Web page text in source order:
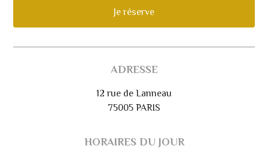
Je réserve
ADRESSE
12 rue de Lanneau
75005 PARIS
HORAIRES DU JOUR